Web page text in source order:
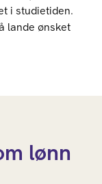
i studietiden.
lande ønsket
lønn